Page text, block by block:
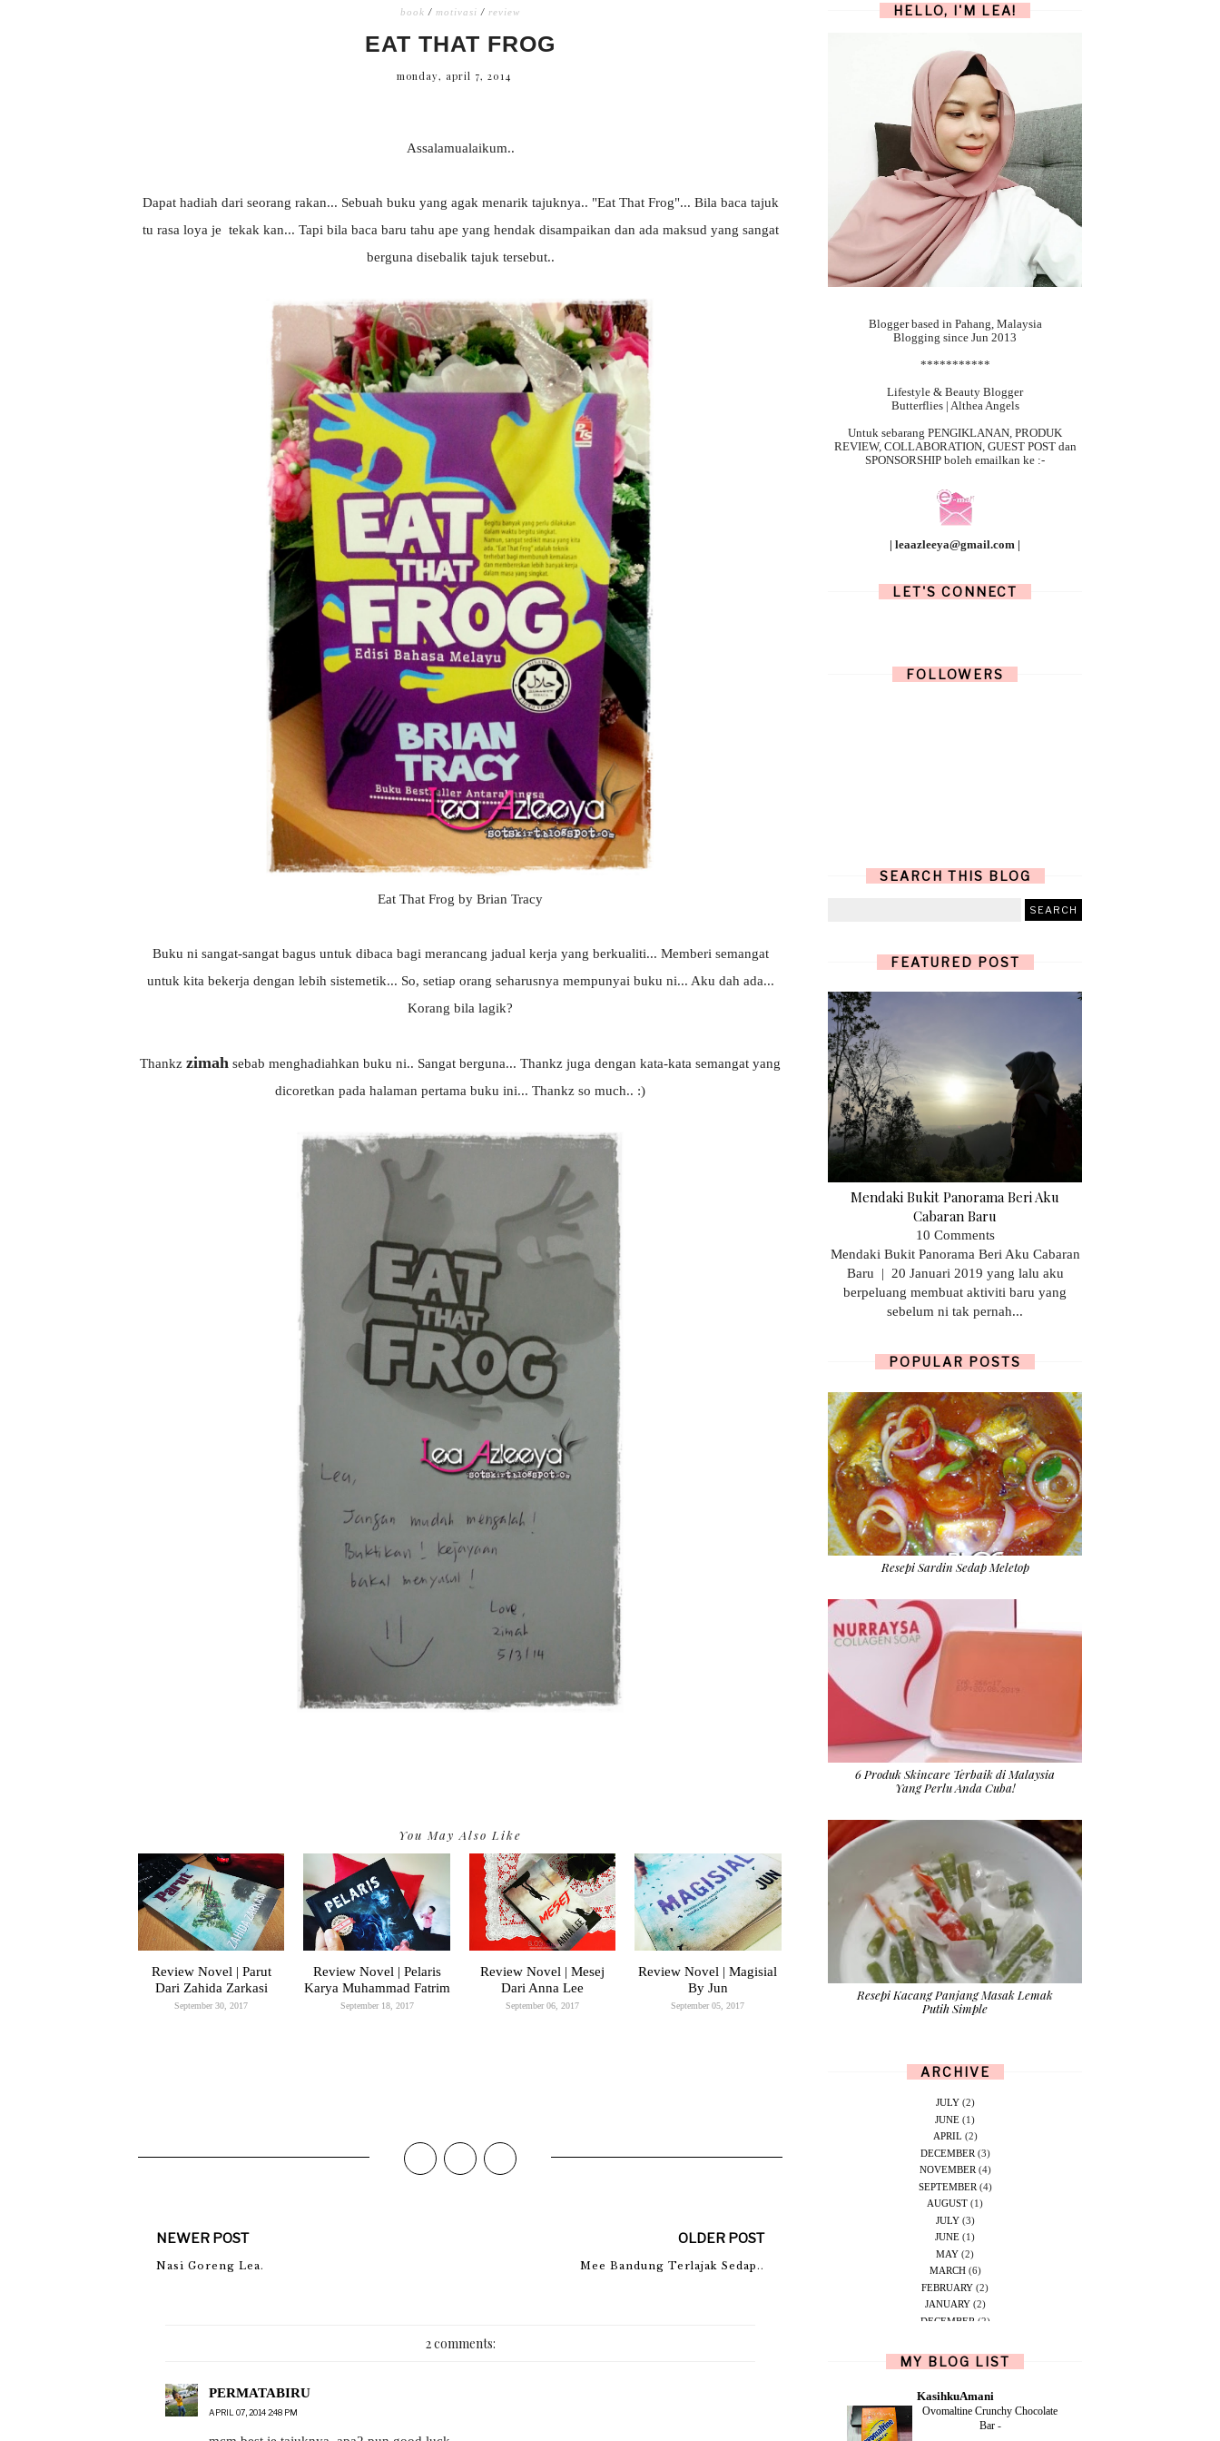
book / motivasi / review
EAT THAT FROG
monday, april 7, 2014
Assalamualaikum..
Dapat hadiah dari seorang rakan... Sebuah buku yang agak menarik tajuknya.. "Eat That Frog"... Bila baca tajuk
tu rasa loya je tekak kan... Tapi bila baca baru tahu ape yang hendak disampaikan dan ada maksud yang sangat
berguna disebalik tajuk tersebut..
Eat That Frog by Brian Tracy
Buku ni sangat-sangat bagus untuk dibaca bagi merancang jadual kerja yang berkualiti... Memberi semangat
untuk kita bekerja dengan lebih sistemetik... So, setiap orang seharusnya mempunyai buku ni... Aku dah ada...
Korang bila lagik?
Thankz zimah sebab menghadiahkan buku ni.. Sangat berguna... Thankz juga dengan kata-kata semangat yang
dicoretkan pada halaman pertama buku ini... Thankz so much.. :)
You May Also Like
Review Novel | Parut
Dari Zahida Zarkasi
September 30, 2017
Review Novel | Pelaris
Karya Muhammad Fatrim
September 18, 2017
Review Novel | Mesej
Dari Anna Lee
September 06, 2017
Review Novel | Magisial
By Jun
September 05, 2017
NEWER POST
Nasi Goreng Lea.
OLDER POST
Mee Bandung Terlajak Sedap..
2 comments:
PERMATABIRU
APRIL 07, 2014 2:48 PM
HELLO, I'M LEA!
Blogger based in Pahang, Malaysia
Blogging since Jun 2013
***********
Lifestyle & Beauty Blogger
Butterflies | Althea Angels
Untuk sebarang PENGIKLANAN, PRODUK
REVIEW, COLLABORATION, GUEST POST dan
SPONSORSHIP boleh emailkan ke :-
| leaazleeya@gmail.com |
LET'S CONNECT
FOLLOWERS
SEARCH THIS BLOG
FEATURED POST
Mendaki Bukit Panorama Beri Aku
Cabaran Baru
10 Comments
Mendaki Bukit Panorama Beri Aku Cabaran
Baru | 20 Januari 2019 yang lalu aku
berpeluang membuat aktiviti baru yang
sebelum ni tak pernah...
POPULAR POSTS
Resepi Sardin Sedap Meletop
6 Produk Skincare Terbaik di Malaysia
Yang Perlu Anda Cuba!
Resepi Kacang Panjang Masak Lemak
Putih Simple
ARCHIVE
JULY(2)
JUNE (1)
APRIL (2)
DECEMBER (3)
NOVEMBER (4)
SEPTEMBER (4)
AUGUST (1)
JULY(3)
JUNE (1)
MAY (2)
MARCH(6)
FEBRUARY (2)
JANUARY(2)
DECEMBER (2)
OCTOBER(1)
SEPTEMBER(2)
MAY (4)
MY BLOG LIST
KasihkuAmani
Ovomaltine Crunchy Chocolate
Bar -